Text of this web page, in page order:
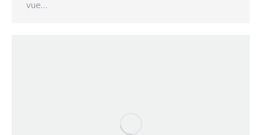
vue…